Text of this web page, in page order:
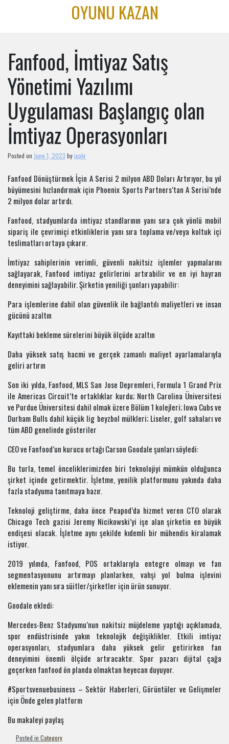
OYUNU KAZAN
Fanfood, İmtiyaz Satış
Yönetimi Yazılımı
Uygulaması Başlangıç olan
İmtiyaz Operasyonları
Posted on June 1, 2023 byjxpkr
Fanfood Dönüştürmek İçin A Serisi 2 milyon ABD Doları Artırıyor, bu yıl
büyümesini hızlandırmak için Phoenix Sports Partners’tan A Serisi’nde
2 milyon dolar artırdı.
Fanfood, stadyumlarda imtiyaz standlarının yanı sıra çok yönlü mobil
sipariş ile çevrimiçi etkinliklerin yanı sıra toplama ve/veya koltuk içi
teslimatları ortaya çıkarır.
İmtiyaz sahiplerinin verimli, güvenli nakitsiz işlemler yapmalarını
sağlayarak, Fanfood imtiyaz gelirlerini artırabilir ve en iyi hayran
deneyimini sağlayabilir. Şirketin yeniliği şunları yapabilir:
Para işlemlerine dahil olan güvenlik ile bağlantılı maliyetleri ve insan
gücünü azaltın
Kayıttaki bekleme sürelerini büyük ölçüde azaltın
Daha yüksek satış hacmi ve gerçek zamanlı maliyet ayarlamalarıyla
geliri artırın
Son iki yılda, Fanfood, MLS San Jose Depremleri, Formula 1 Grand Prix
ile Americas Circuit’te ortaklıklar kurdu; North Carolina Üniversitesi
ve Purdue Üniversitesi dahil olmak üzere Bölüm 1 kolejleri; Iowa Cubs ve
Durham Bulls dahil küçük lig beyzbol mülkleri; Liseler, golf sahaları ve
tüm ABD genelinde gösteriler
CEO ve Fanfood’un kurucu ortağı Carson Goodale şunları söyledi:
Bu turla, temel önceliklerimizden biri teknolojiyi mümkün olduğunca
şirket içinde getirmektir. İşletme, yenilik platformunu yakında daha
fazla stadyuma tanıtmaya hazır.
Teknoloji geliştirme, daha önce Peapod’da hizmet veren CTO olarak
Chicago Tech gazisi Jeremy Nicikowski’yi işe alan şirketin en büyük
endişesi olacak. İşletme aynı şekilde kıdemli bir mühendis kiralamak
istiyor.
2019 yılında, Fanfood, POS ortaklarıyla entegre olmayı ve fan
segmentasyonunu artırmayı planlarken, vahşi yol bulma işlevini
eklemenin yanı sıra süitler/şirketler için ürün sunuyor.
Goodale ekledi:
Mercedes-Benz Stadyumu’nun nakitsiz müjdeleme yaptığı açıklamada,
spor endüstrisinde yakın teknolojik değişiklikler. Etkili imtiyaz
operasyonları, stadyumlara daha yüksek gelir getirirken fan
deneyimini önemli ölçüde artıracaktır. Spor pazarı dijital çağa
geçerken fanfood ön planda olmaktan heyecan duyuyor.
#Sportsvenuebusiness – Sektör Haberleri, Görüntüler ve Gelişmeler
için Önde gelen platform
Bu makaleyi paylaş
Posted in Category